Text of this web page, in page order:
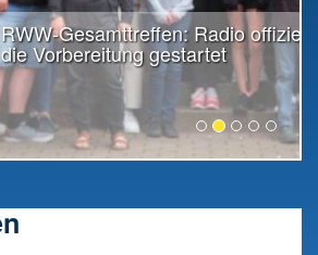
Radio offiziell in
gestartet
weiter lesen...